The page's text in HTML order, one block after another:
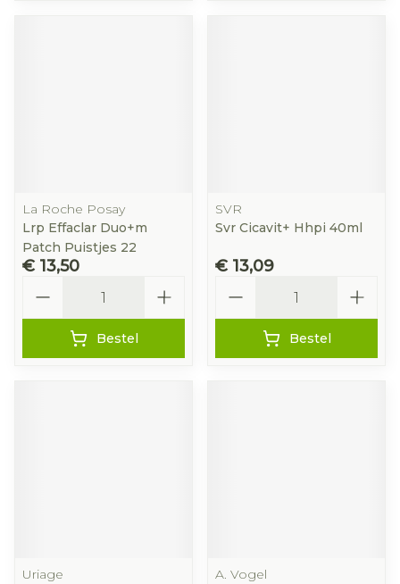
La Roche Posay
Lrp Effaclar Duo+m
Patch Puistjes 22
€ 13,50
Bestel
SVR
Svr Cicavit+ Hhpi 40ml
€ 13,09
Bestel
Uriage
A. Vogel